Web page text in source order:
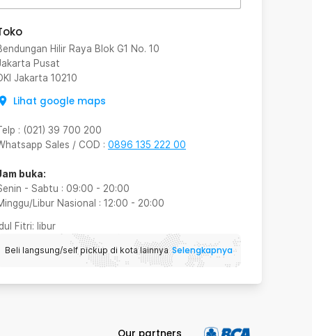
Hilir Raya Blok G1 No. 10
Pusat
Jakarta 10210
Lihat google maps
: (021) 39 700 200
Sales / COD : 0896 135 222 00
buka:
- Sabtu : 09:00 - 20:00
Libur Nasional : 12:00 - 20:00
Fitri: libur
Beli langsung/self pickup di kota lainnya Selengkapnya